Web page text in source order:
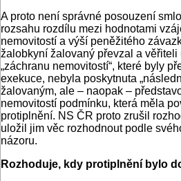
A proto není správné posouzení
rozsahu rozdílu mezi hodnotami
nemovitostí a výší peněžitého
žalobkyní žalovaný převzal a věřiteli
„záchranu nemovitostí“, které byly
exekuce, nebyla poskytnuta
žalovaným, ale – naopak –
nemovitostí podmínku, která měla
protiplnění. NS ČR proto zrušil
uložil jim věc rozhodnout podle
názoru.
Rozhoduje, kdy protiplnění bylo